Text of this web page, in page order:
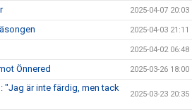
2025-04-07 20:03
2025-04-03 21:11
2025-04-02 06:48
Önnered 2025-03-26 18:00
"Jag är inte färdig, men tack
2025-03-23 20:35